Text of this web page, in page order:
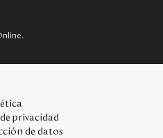
privacidad
de datos